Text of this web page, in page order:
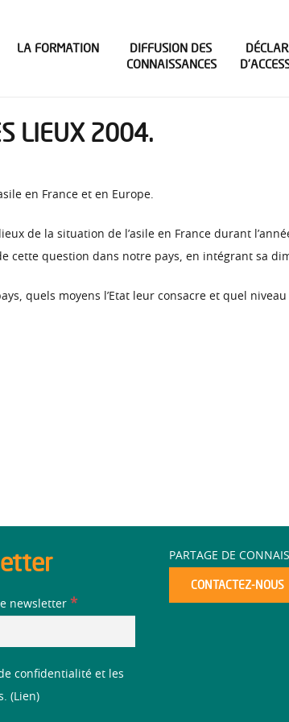
LA FORMATION
DIFFUSION DES
CONNAISSANCES
LIEUX 2004.
en France et en Europe.
de la situation de l’asile en France durant
question dans notre pays, en intégrant sa
quels moyens l’Etat leur consacre et quel
newsletter *
confidentialité et les
( Lien)
PARTAGE DE
CONTACTEZ-NOUS